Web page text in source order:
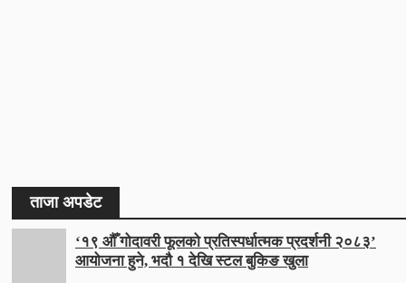
ताजा अपडेट
‘१९ औँ गोदावरी फूलको प्रतिस्पर्धात्मक प्रदर्शनी २०८३’
आयोजना हुने, भदौ १ देखि स्टल बुकिङ खुला